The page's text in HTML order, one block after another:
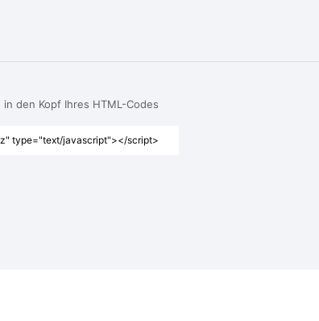
den Kopf Ihres HTML-Codes
type="text/javascript"></script>